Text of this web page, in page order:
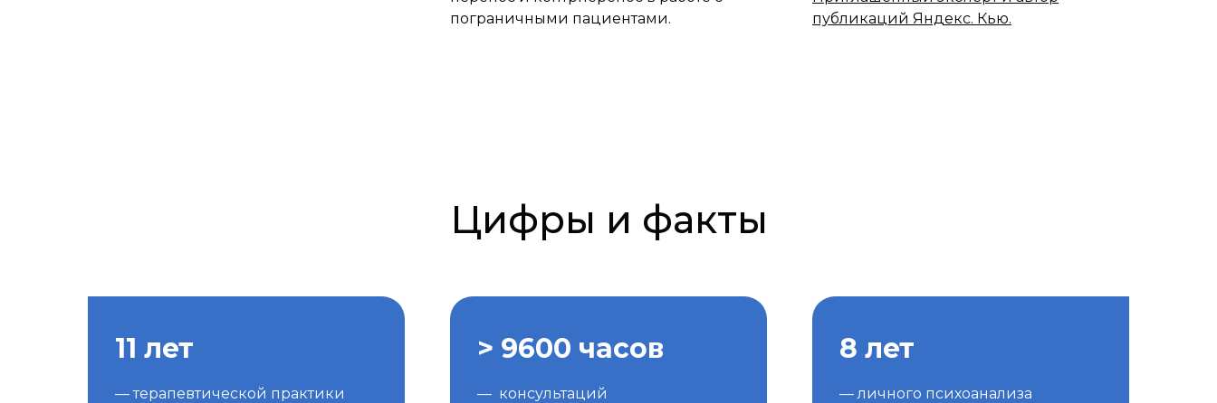
пограничными пациентами.
публикаций Яндекс. Кью.
Цифры и факты
11 лет
— терапевтической практики
> 9600 часов
— консультаций
8 лет
— личного психоанализа